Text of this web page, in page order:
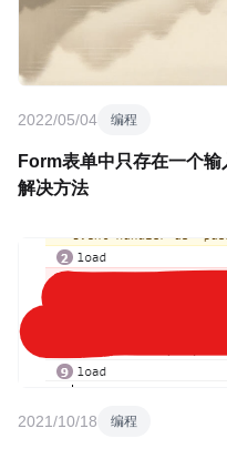
2022/05/04 编程
Form表单中只存在一个
解决方法
2021/10/18 编程